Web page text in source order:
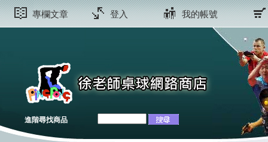
專欄文章 登入 我的帳號
進階尋找商品